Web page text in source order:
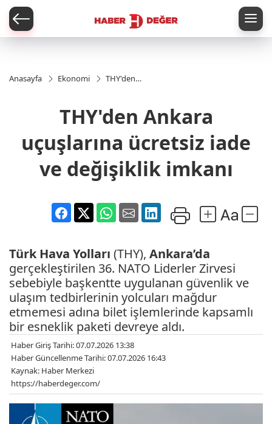
Anasayfa Ekonomi
THY'den
ücretsiz
iade ve
değişiklik
imkanı
THY'den Ankara
uçuşlarına ücretsiz iade
ve değişiklik imkanı
Türk Hava Yolları (THY), Ankara’da
gerçekleştirilen 36. NATO Liderler Zirvesi
sebebiyle başkentte uygulanan güvenlik ve
ulaşım tedbirlerinin yolcuları mağdur
etmemesi adına bilet işlemlerinde kapsamlı
bir esneklik paketi devreye aldı.
Haber Giriş Tarihi: 07.07.2026 13:38
Haber Güncellenme Tarihi: 07.07.2026 16:43
Kaynak: Haber Merkezi
https://haberdeger.com/